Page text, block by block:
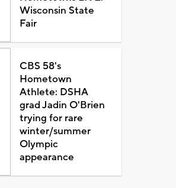
Wisconsin State
Fair
CBS 58's
Hometown
Athlete: DSHA
grad Jadin O'Brien
trying for rare
winter/summer
Olympic
appearance